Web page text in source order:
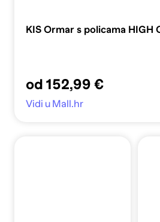
KIS Ormar s policama HIGH
od 152,99 €
Vidi u Mall.hr